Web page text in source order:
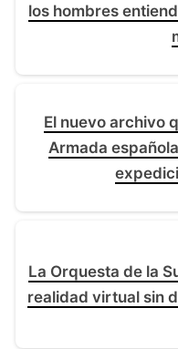
los hombres
El nuevo archivo
Armada
La Orquesta de la
realidad virtual sin